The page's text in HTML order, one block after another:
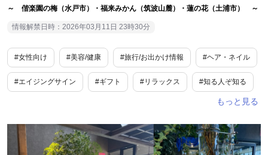
～ 偕楽園の梅（水戸市）・福来みかん（筑波山麓）・蓮の花（土浦市） ～
情報解禁日時：2026年03月11日 23時30分
#女性向け #美容/健康 #旅行/お出かけ情報 #ヘア・ネイル
#エイジングサイン #ギフト #リラックス #知る人ぞ知る